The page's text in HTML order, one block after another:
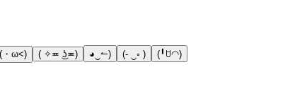
(・ω<) ( ✧≖ ͜ʖ≖) ◕‿↼) (- ‿◦ ) (╹ꇴ◠)